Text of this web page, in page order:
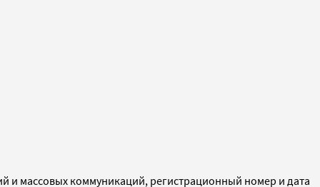
и массовых коммуникаций, регистрационный номер и дата